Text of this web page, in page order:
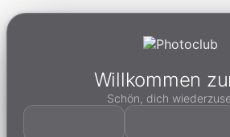
Willkommen
Schön, dich